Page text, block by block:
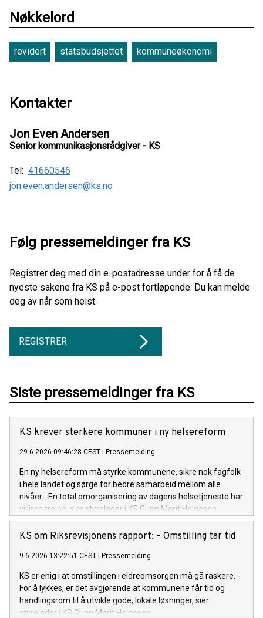
Nøkkelord
revidert statsbudsjettet kommuneøkonomi
Kontakter
Jon Even Andersen
Senior kommunikasjonsrådgiver - KS
Tel: 41660546
jon.even.andersen@ks.no
Følg pressemeldinger fra KS
Registrer deg med din e-postadresse under for å få de
nyeste sakene fra KS på e-post fortløpende. Du kan melde
deg av når som helst.
REGISTRER
Siste pressemeldinger fra KS
KS krever sterkere kommuner i ny helsereform
29.6.2026 09:46:28 CEST Pressemelding
En ny helsereform må styrke kommunene, sikre nok fagfolk
i hele landet og sørge for bedre samarbeid mellom alle
nivåer. -En total omorganisering av dagens helsetjeneste har
vi liten tro på, sier styreleder i KS Gunn Marit Helgesen.
KS om Riksrevisjonens rapport: – Omstilling tar tid
9.6.2026 13:22:51 CEST Pressemelding
KS er enig i at omstillingen i eldreomsorgen må gå raskere. -
For å lykkes, er det avgjørende at kommunene får tid og
handlingsrom til å utvikle gode, lokale løsninger, sier
styreleder i KS Gunn Marit Helgesen.